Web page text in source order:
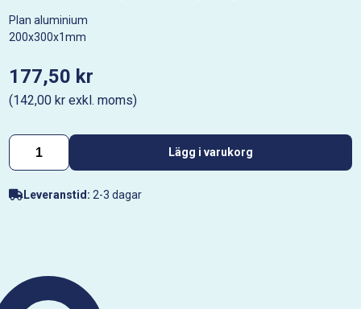
Plan aluminium
200x300x1mm
177,50 kr
(142,00 kr exkl. moms)
Lägg i varukorg
Leveranstid: 2-3 dagar